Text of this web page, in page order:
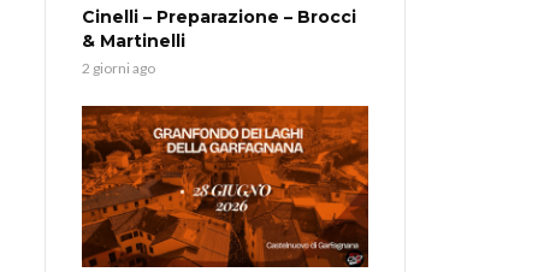
Cinelli – Preparazione – Brocci
& Martinelli
2 giorni ago